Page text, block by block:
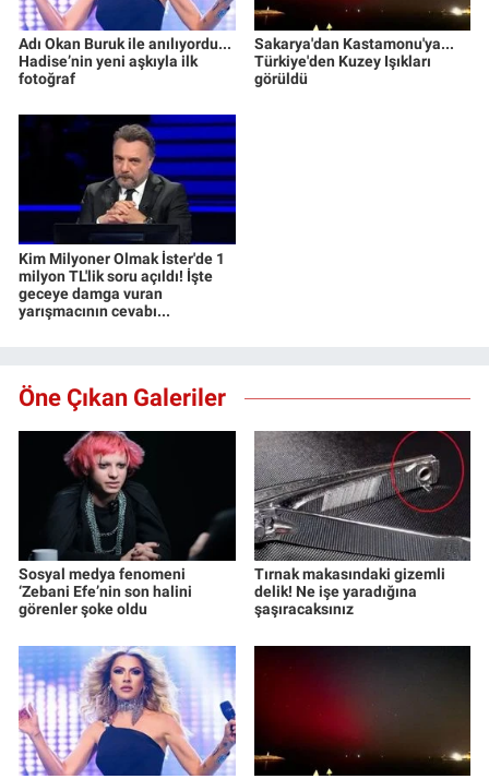
Adı Okan Buruk ile anılıyordu...
Hadise’nin yeni aşkıyla ilk
fotoğraf
Sakarya'dan Kastamonu'ya...
Türkiye'den Kuzey Işıkları
görüldü
Kim Milyoner Olmak İster'de 1
milyon TL'lik soru açıldı! İşte
geceye damga vuran
yarışmacının cevabı...
Öne Çıkan Galeriler
Sosyal medya fenomeni
‘Zebani Efe’nin son halini
görenler şoke oldu
Tırnak makasındaki gizemli
delik! Ne işe yaradığına
şaşıracaksınız